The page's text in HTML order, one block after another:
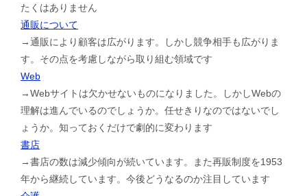
たくはありません
通販について
→通販により顧客は広がります。しかし競争相手も広がりま
す。その点を考慮しながら取り組む領域です
Web
→Webサイトは欠かせないものになりました。しかしWebの
理解は進んでいるのでしょうか。任せきりなのではないでし
ょうか。知っておくだけで劇的に変わります
書店
→書店の数は減少傾向が続いています。また再販制度を1953
年から継続しています。今後どうなるのか注目しています